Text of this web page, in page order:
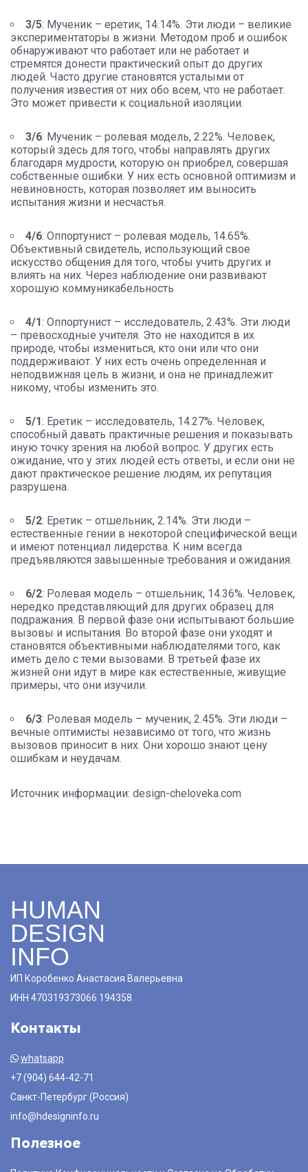
3/5: Мученик – еретик, 14.14%. Эти люди – великие
экспериментаторы в жизни. Методом проб и ошибок
обнаруживают что работает или не работает и
стремятся донести практический опыт до других
людей. Часто другие становятся усталыми от
получения известия от них обо всем, что не работает.
Это может привести к социальной изоляции.
3/6: Мученик – ролевая модель, 2.22%. Человек,
который здесь для того, чтобы направлять других
благодаря мудрости, которую он приобрел, совершая
собственные ошибки. У них есть основной оптимизм и
невиновность, которая позволяет им выносить
испытания жизни и несчастья.
4/6: Оппортунист – ролевая модель, 14.65%.
Объективный свидетель, использующий свое
искусство общения для того, чтобы учить других и
влиять на них. Через наблюдение они развивают
хорошую коммуникабельность
4/1: Оппортунист – исследователь, 2.43%. Эти люди
– превосходные учителя. Это не находится в их
природе, чтобы измениться, кто они или что они
поддерживают. У них есть очень определенная и
неподвижная цель в жизни, и она не принадлежит
никому, чтобы изменить это.
5/1: Еретик – исследователь, 14.27%. Человек,
способный давать практичные решения и показывать
иную точку зрения на любой вопрос. У других есть
ожидание, что у этих людей есть ответы, и если они не
дают практическое решение людям, их репутация
разрушена.
5/2: Еретик – отшельник, 2.14%. Эти люди –
естественные гении в некоторой специфической вещи
и имеют потенциал лидерства. К ним всегда
предъявляются завышенные требования и ожидания.
6/2: Ролевая модель – отшельник, 14.36%. Человек,
нередко представляющий для других образец для
подражания. В первой фазе они испытывают большие
вызовы и испытания. Во второй фазе они уходят и
становятся объективными наблюдателями того, как
иметь дело с теми вызовами. В третьей фазе их
жизней они идут в мире как естественные, живущие
примеры, что они изучили.
6/3: Ролевая модель – мученик, 2.45%. Эти люди –
вечные оптимисты независимо от того, что жизнь
вызовов приносит в них. Они хорошо знают цену
ошибкам и неудачам.
Источник информации: design-cheloveka.com
HUMAN
DESIGN
INFO
ИП Коробенко Анастасия Валерьевна
ИНН 470319373066 194358
Контакты
whatsapp
+7 (904) 644-42-71
Санкт-Петербург (Россия)
info@hdesigninfo.ru
Полезное